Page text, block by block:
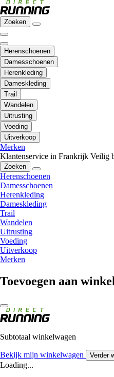
Zoeken
Herenschoenen
Damesschoenen
Herenkleding
Dameskleding
Trail
Wandelen
Uitrusting
Voeding
Uitverkoop
Merken
Klantenservice in Frankrijk Veilig
Zoeken
Herenschoenen
Damesschoenen
Herenkleding
Dameskleding
Trail
Wandelen
Uitrusting
Voeding
Uitverkoop
Merken
Toevoegen aan
Subtotaal winkelwagen
Bekijk mijn winkelwagen Verder
Loading...